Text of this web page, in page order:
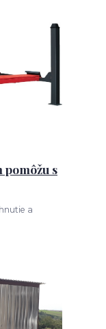
pomôžu s
a